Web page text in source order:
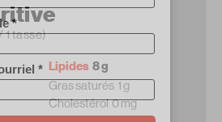
1 tasse)
Lipides 8 g
Gras saturés 1 g
Cholestérol 0 mg